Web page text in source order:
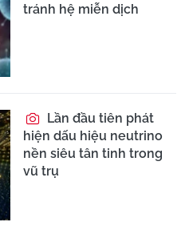
tránh hệ miễn dịch
Lần đầu tiên phát
hiện dấu hiệu neutrino
nền siêu tân tinh trong
vũ trụ